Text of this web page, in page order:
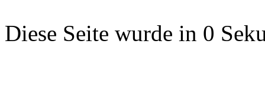
Diese Seite wurde in 0